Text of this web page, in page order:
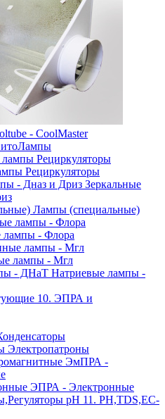
- CoolMaster
Рециркуляторы
Зеркальные
Лампы (специальные)
- Флора
лампы - Мгл
Натриевые лампы -
10. ЭПРА и
Электропатроны
ЭмПРА -
ЭПРА - Электронные
11. PH,TDS,EC-